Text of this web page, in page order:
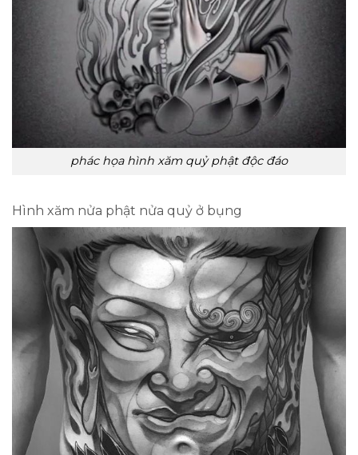
phác họa hình xăm quỷ phật độc đáo
Hình xăm nửa phật nửa quỷ ở bụng